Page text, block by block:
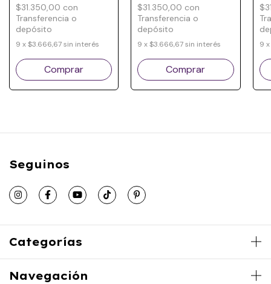
$31.350,00 con
Transferencia o
depósito
9 x$3.666,67sin interés
$31.350,00 con
Transferencia o
depósito
9 x$3.666,67 sin interés 9 x
Seguinos
Categorías
Navegación